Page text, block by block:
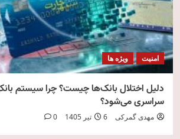
امنیت ویژه ها
دلیل اختلال بانک‌ها چیست؟ چرا سیستم
سراسری می‌شود؟
مهدی گمرکی 6 تیر 1405 0